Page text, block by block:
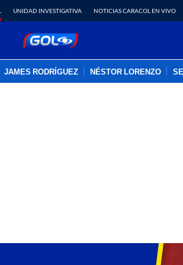
UNIDAD INVESTIGATIVA NOTICIAS CARACOL EN VIVO
JAMES RODRÍGUEZ NÉSTOR LORENZO